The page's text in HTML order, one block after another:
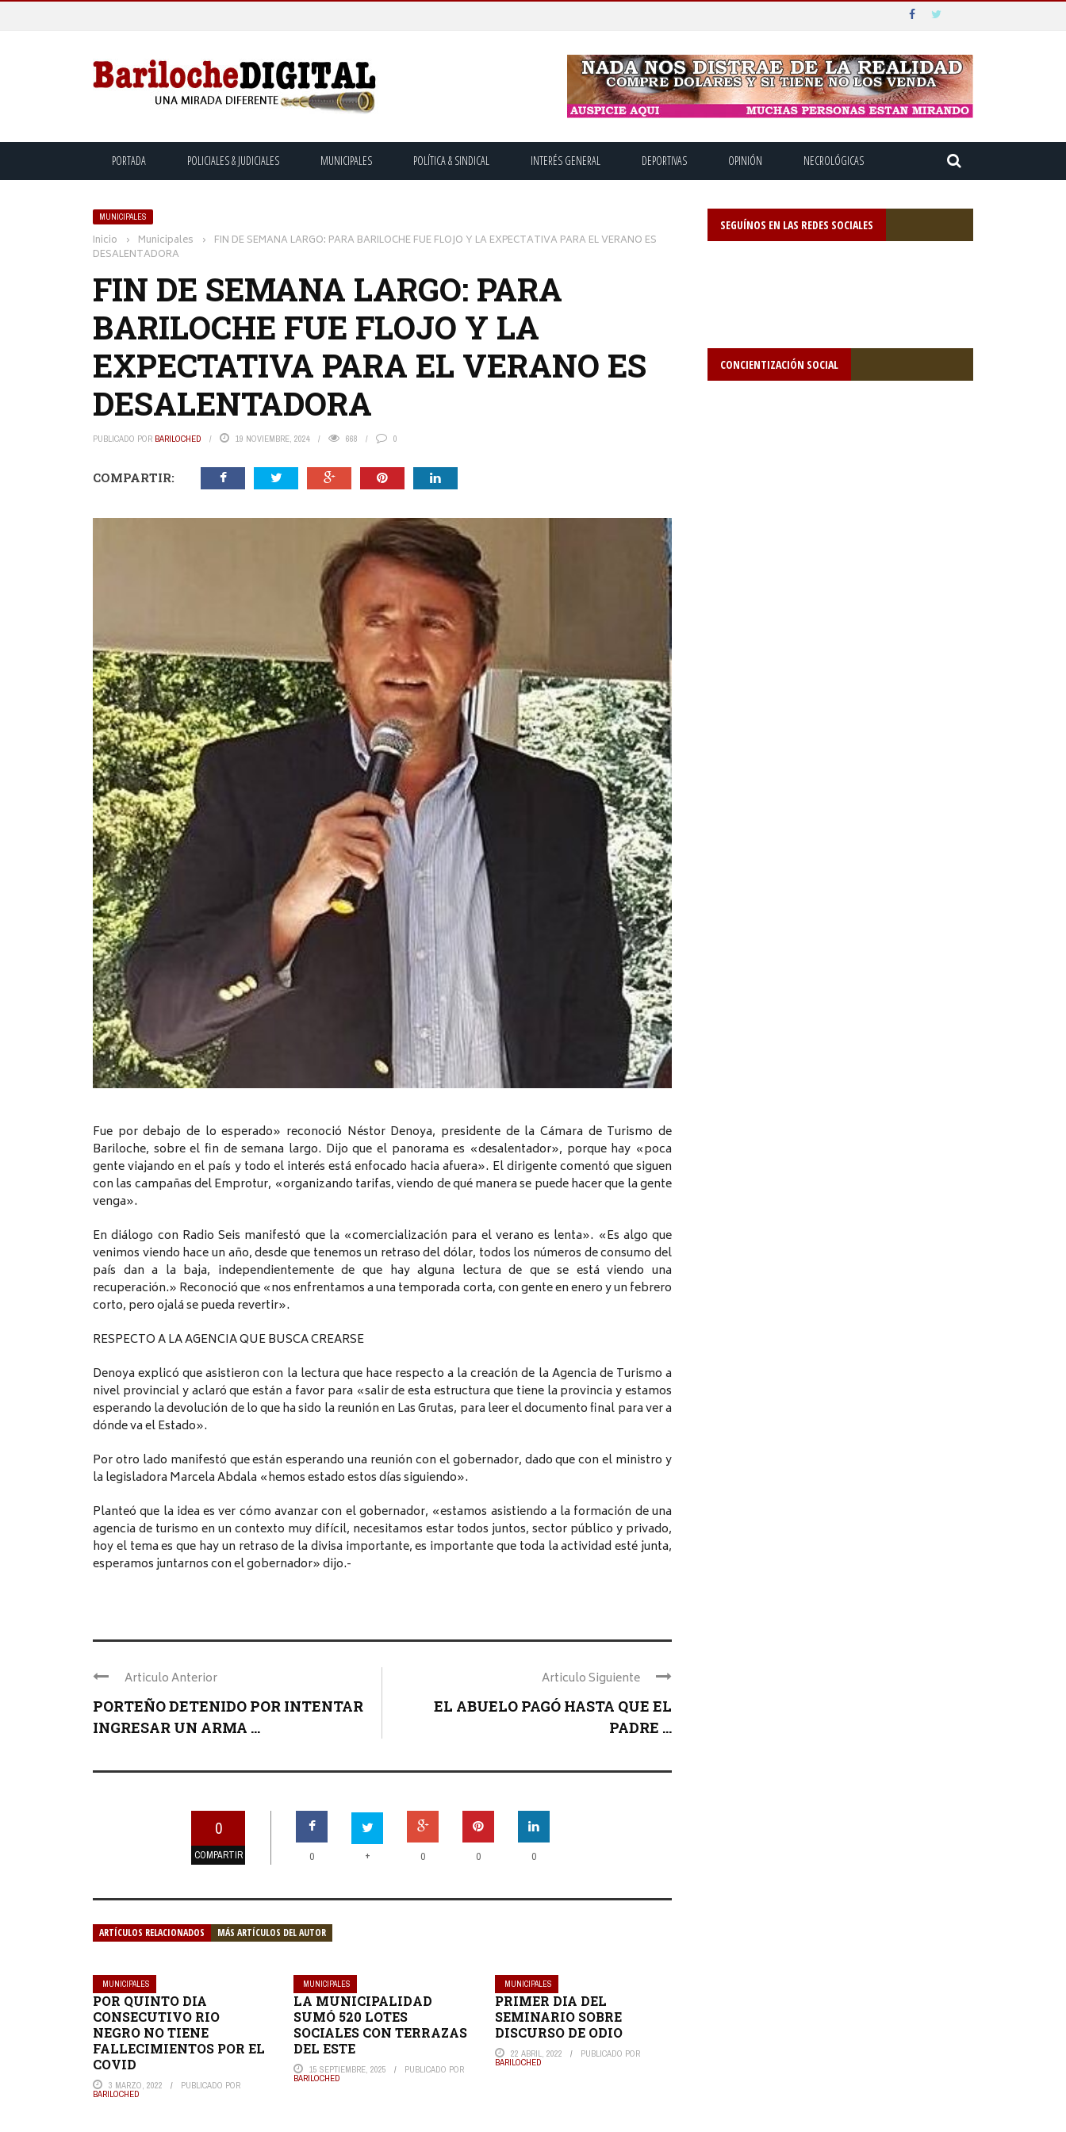
PORTADA POLICIALES & JUDICIALES MUNICIPALES POLÍTICA & SINDICAL INTERÉS GENERAL DEPORTIVAS OPINIÓN NECROLÓGICAS
MUNICIPALES
Inicio › Municipales › FIN DE SEMANA LARGO: PARA BARILOCHE FUE FLOJO Y LA EXPECTATIVA PARA EL VERANO ES
DESALENTADORA
FIN DE SEMANA LARGO: PARA
BARILOCHE FUE FLOJO Y LA
EXPECTATIVA PARA EL VERANO ES
DESALENTADORA
PUBLICADO POR BARILOCHED 19 NOVIEMBRE, 2024 668 0
COMPARTIR:
Fue por debajo de lo esperado» reconoció Néstor Denoya, presidente de la Cámara de Turismo de
Bariloche, sobre el fin de semana largo. Dijo que el panorama es «desalentador», porque hay «poca
gente viajando en el país y todo el interés está enfocado hacia afuera». El dirigente comentó que siguen
con las campañas del Emprotur, «organizando tarifas, viendo de qué manera se puede hacer que la gente
venga».
En diálogo con Radio Seis manifestó que la «comercialización para el verano es lenta». «Es algo que
venimos viendo hace un año, desde que tenemos un retraso del dólar, todos los números de consumo del
país dan a la baja, independientemente de que hay alguna lectura de que se está viendo una
recuperación.» Reconoció que «nos enfrentamos a una temporada corta, con gente en enero y un febrero
corto, pero ojalá se pueda revertir».
RESPECTO A LA AGENCIA QUE BUSCA CREARSE
Denoya explicó que asistieron con la lectura que hace respecto a la creación de la Agencia de Turismo a
nivel provincial y aclaró que están a favor para «salir de esta estructura que tiene la provincia y estamos
esperando la devolución de lo que ha sido la reunión en Las Grutas, para leer el documento final para ver a
dónde va el Estado».
Por otro lado manifestó que están esperando una reunión con el gobernador, dado que con el ministro y
la legisladora Marcela Abdala «hemos estado estos días siguiendo».
Planteó que la idea es ver cómo avanzar con el gobernador, «estamos asistiendo a la formación de una
agencia de turismo en un contexto muy difícil, necesitamos estar todos juntos, sector público y privado,
hoy el tema es que hay un retraso de la divisa importante, es importante que toda la actividad esté junta,
esperamos juntarnos con el gobernador» dijo.-
Articulo Anterior
PORTEÑO DETENIDO POR INTENTAR
INGRESAR UN ARMA ...
Articulo Siguiente
EL ABUELO PAGÓ HASTA QUE EL
PADRE ...
0
COMPARTIR 0 + 0 0 0
ARTÍCULOS RELACIONADOS MÁS ARTÍCULOS DEL AUTOR
MUNICIPALES
POR QUINTO DIA
CONSECUTIVO RIO
NEGRO NO TIENE
FALLECIMIENTOS POR EL
COVID
3 MARZO, 2022 PUBLICADO POR
BARILOCHED
MUNICIPALES
LA MUNICIPALIDAD
SUMÓ 520 LOTES
SOCIALES CON TERRAZAS
DEL ESTE
15 SEPTIEMBRE, 2025 PUBLICADO POR
BARILOCHED
MUNICIPALES
PRIMER DIA DEL
SEMINARIO SOBRE
DISCURSO DE ODIO
22 ABRIL, 2022 PUBLICADO POR
BARILOCHED
SEGUÍNOS EN LAS REDES SOCIALES
CONCIENTIZACIÓN SOCIAL